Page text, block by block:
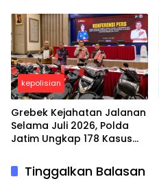
kepolisian
Grebek Kejahatan Jalanan
Selama Juli 2026, Polda
Jatim Ungkap 178 Kasus
Tersangka
Tinggalkan Balasan